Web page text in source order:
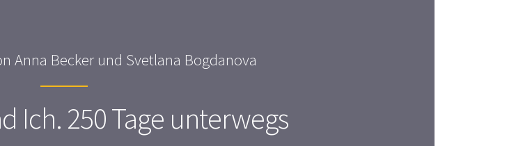
Anna Becker und Svetlana Bogdanova
Ich. 250 Tage unterwegs